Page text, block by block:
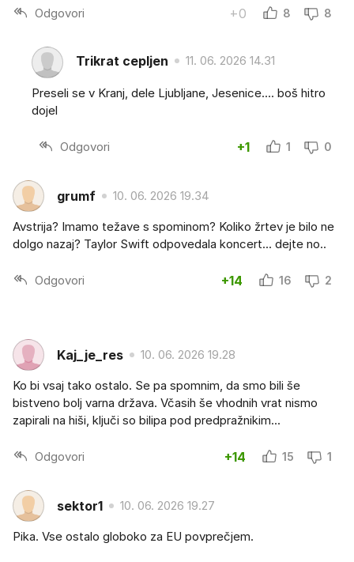
Odgovori +0 8 8
Trikrat cepljen 11. 06. 2026 14.31
Preseli se v Kranj, dele Ljubljane, Jesenice.... boš hitro
dojel
Odgovori +1 1 0
grumf 10. 06. 2026 19.34
Avstrija? Imamo težave s spominom? Koliko žrtev je bilo ne
dolgo nazaj? Taylor Swift odpovedala koncert... dejte no..
Odgovori +14 16 2
Kaj_je_res 10. 06. 2026 19.28
Ko bi vsaj tako ostalo. Se pa spomnim, da smo bili še
bistveno bolj varna država. Včasih še vhodnih vrat nismo
zapirali na hiši, ključi so bilipa pod predpražnikim...
Odgovori +14 15 1
sektor1 10. 06. 2026 19.27
Pika. Vse ostalo globoko za EU povprečjem.